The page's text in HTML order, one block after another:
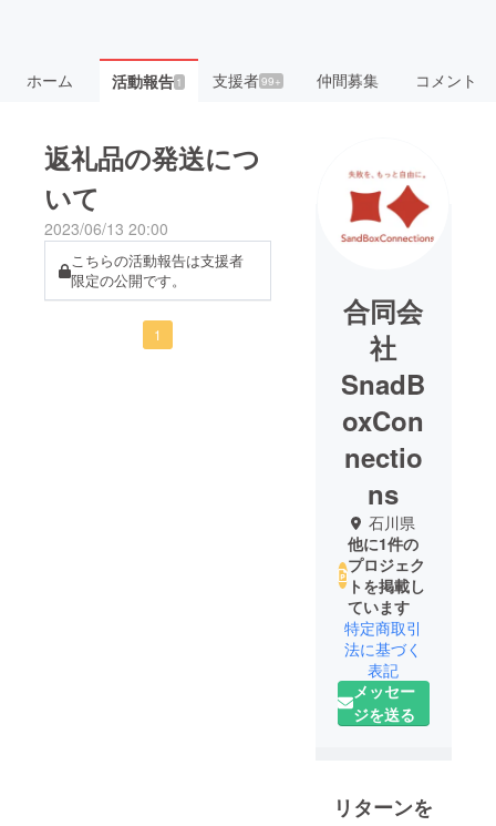
ホーム 活動報告1 支援者99+ 仲間募集 コメント
返礼品の発送につ
いて
2023/06/13 20:00
こちらの活動報告は支援者
限定の公開です。
1
合同会
社
SnadB
oxCon
nectio
ns
石川県
他に1件の
プロジェク
トを掲載し
ています
特定商取引
法に基づく
表記
メッセー
ジを送る
リターンを